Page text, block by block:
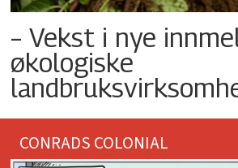
– Vekst i nye
økologiske
CONRADS COLONIAL